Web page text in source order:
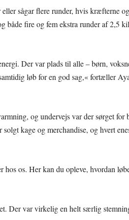
sågar flere runder, hvis kræfterne
både fire og fem ekstra runder af 2,5
Der var plads til alle – børn,
løb for en god sag,« fortæller
og undervejs var der sørget for
kage og merchandise, og hvert
hos os. Her kan du opleve, hvordan
Der var virkelig en helt særlig